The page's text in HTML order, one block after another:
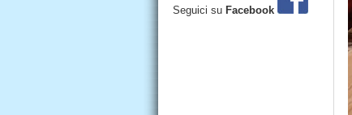
Seguici su Facebook